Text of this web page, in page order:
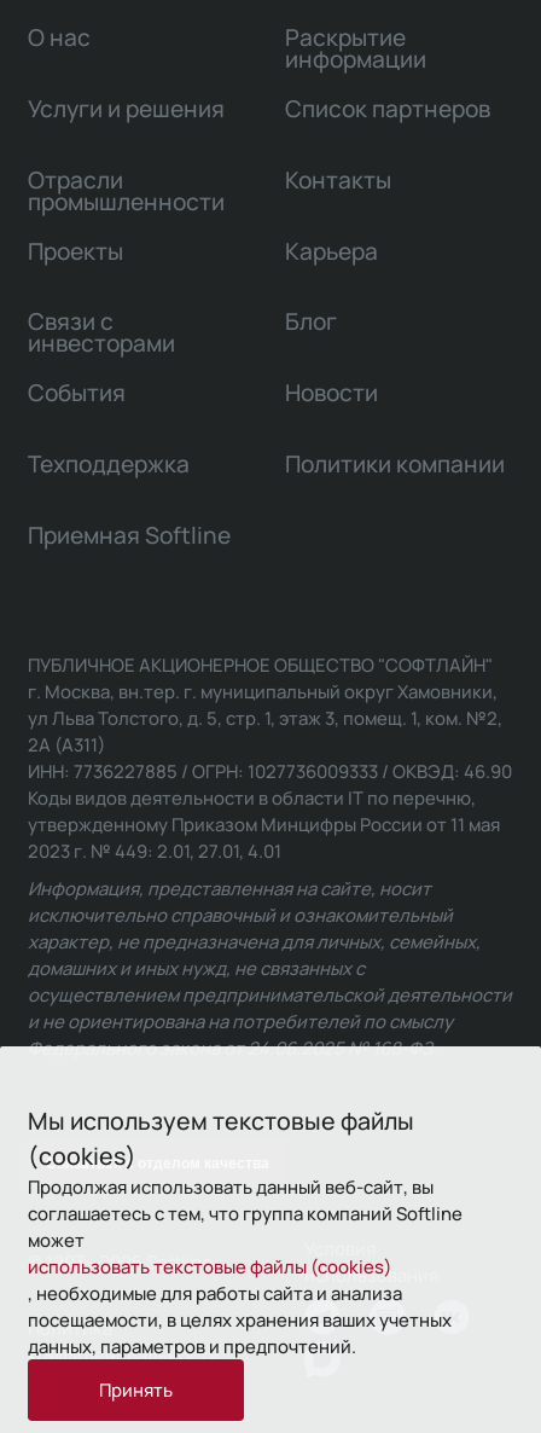
Мы используем текстовые файлы
(cookies)
Продолжая использовать данный веб-сайт, вы
соглашаетесь с тем, что группа компаний Softline
может
использовать текстовые файлы (cookies)
, необходимые для работы сайта и анализа
посещаемости, в целях хранения ваших учетных
данных, параметров и предпочтений.
Принять
О нас
Услуги и решения
Отрасли
промышленности
Проекты
Связи с
инвесторами
Раскрытие
информации
Список партнеров
Контакты
Карьера
Блог
События Новости
Техподдержка Политики компании
Приемная Softline
Связаться с отделом качества
ПУБЛИЧНОЕ АКЦИОНЕРНОЕ ОБЩЕСТВО "СОФТЛАЙН"
г. Москва, вн.тер. г. муниципальный округ Хамовники,
ул Льва Толстого, д. 5, стр. 1, этаж 3, помещ. 1, ком. №2,
2А (А311)
ИНН: 7736227885 / ОГРН: 1027736009333 / ОКВЭД: 46.90
Коды видов деятельности в области IT по перечню,
утвержденному Приказом Минцифры России от 11 мая
2023 г. № 449: 2.01, 27.01, 4.01
Информация, представленная на сайте, носит
исключительно справочный и ознакомительный
характер, не предназначена для личных, семейных,
домашних и иных нужд, не связанных с
осуществлением предпринимательской деятельности
и не ориентирована на потребителей по смыслу
Федерального закона от 24.06.2025 № 168-ФЗ.
© 1993—2026 Softline
использования
Политика
конфиденциальности